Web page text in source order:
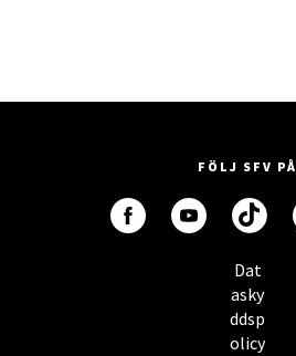
FÖLJ SFV PÅ
Dat
asky
ddsp
olicy